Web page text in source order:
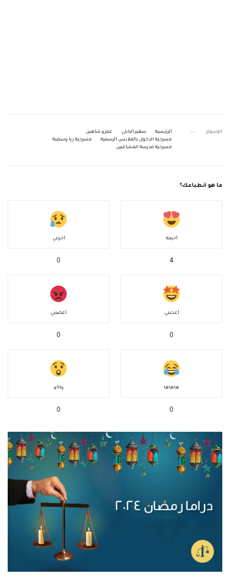
الوسوم الرئيسية سهير البابلي
عمرو شاهين
مسرحية الدخول بالملابس الرسمية
مسرحية ريا وسكينة
مسرحية مدرسة المشاغبين
ما هو انطباعك؟
أحببته
4
أحزنني
0
أعجبني
0
أغضبني
0
هاهاها
0
واااو
0